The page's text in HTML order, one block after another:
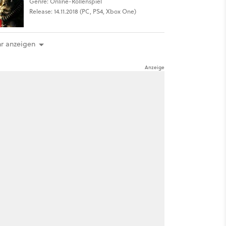
Release: 14.11.2018 (PC, PS4, Xbox One)
anzeigen